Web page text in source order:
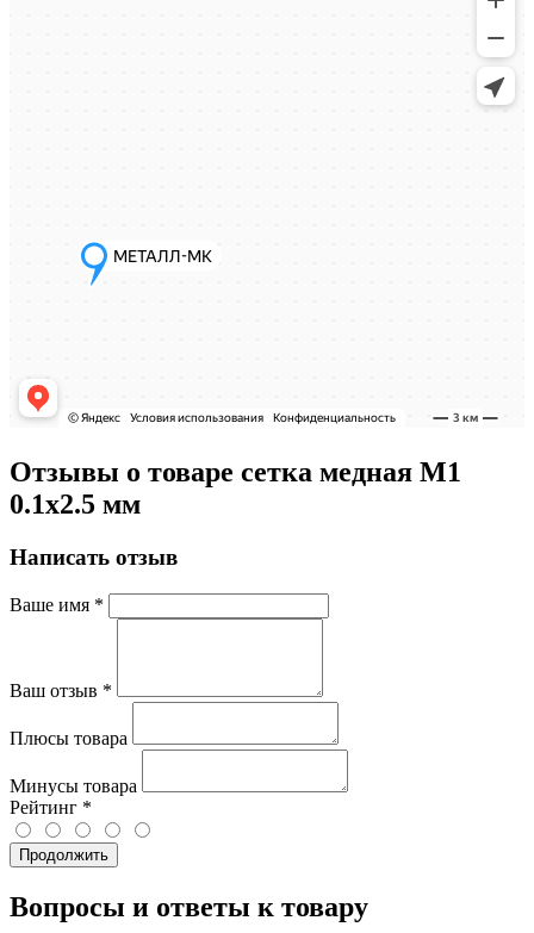
Отзывы о товаре сетка медная М1
0.1х2.5 мм
Написать отзыв
Ваше имя *
Ваш отзыв *
Плюсы товара
Минусы товара
Рейтинг *
Продолжить
Вопросы и ответы к товару